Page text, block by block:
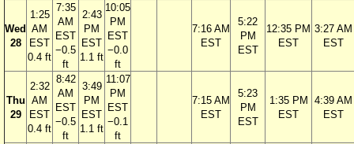
Wed
28
1:25
AM
EST
0.4 ft
7:35
AM
EST
−0.5
ft
2:43
PM
EST
1.1 ft
10:05
PM
EST
−0.0
ft
7:16 AM
EST
5:22
PM
EST
12:35 PM
EST
3:27 AM
EST
Thu
29
2:32
AM
EST
0.4 ft
8:42
AM
EST
−0.5
ft
3:49
PM
EST
1.1 ft
11:07
PM
EST
−0.1
ft
7:15 AM
EST
5:23
PM
EST
1:35 PM
EST
4:39 AM
EST